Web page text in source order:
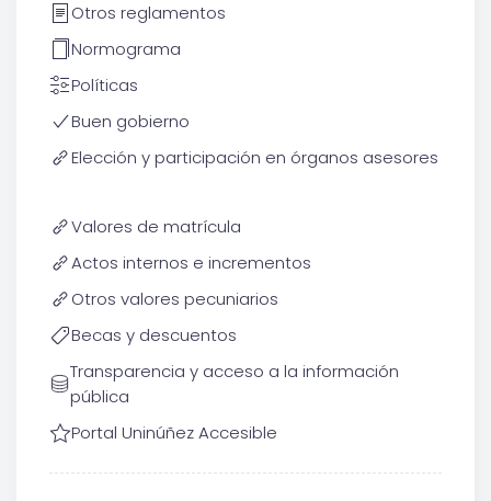
Otros reglamentos
Normograma
Políticas
Buen gobierno
Elección y participación en órganos asesores
Valores de matrícula
Actos internos e incrementos
Otros valores pecuniarios
Becas y descuentos
Transparencia y acceso a la información
pública
Portal Uninúñez Accesible